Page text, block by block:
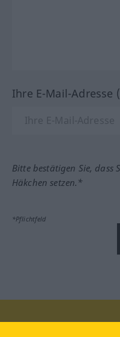
Ihre E-Mail-Adresse
Bitte bestätigen Sie, dass
Häkchen setzen.*
*Pflichtfeld